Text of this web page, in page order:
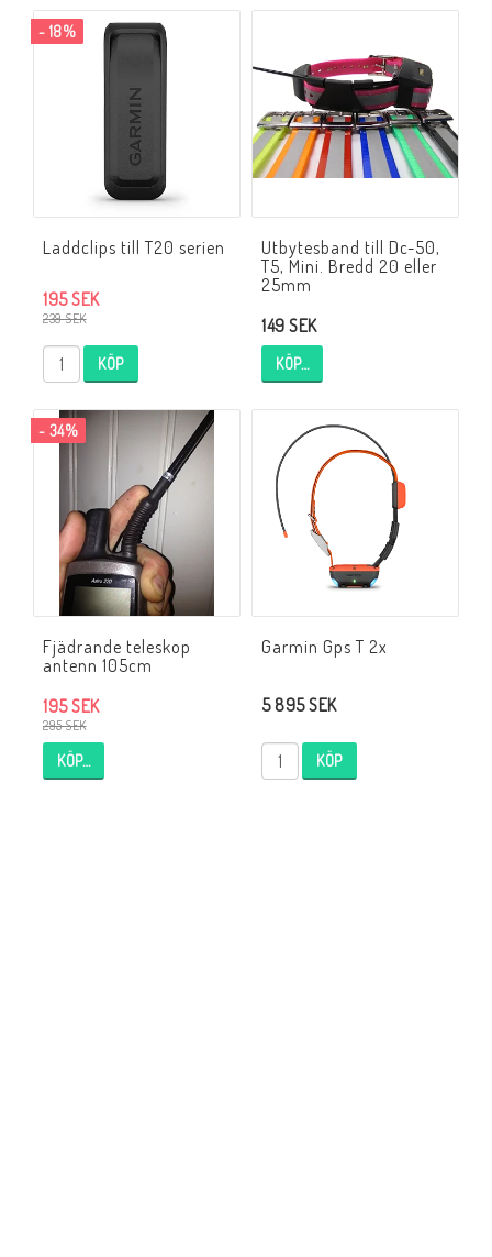
- 18%
Laddclips till T20 serien
239 SEK
195 SEK
KÖP
Utbytesband till Dc-50,
T5, Mini. Bredd 20 eller
25mm
149 SEK
KÖP…
- 34%
Fjädrande teleskop
antenn 105cm
295 SEK
195 SEK
KÖP…
Garmin Gps T 2x
5 895 SEK
KÖP